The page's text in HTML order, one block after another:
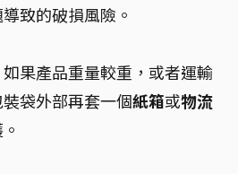
致的破損風險。
如果產品重量較重，或者運輸
袋外部再套一個紙箱或物流